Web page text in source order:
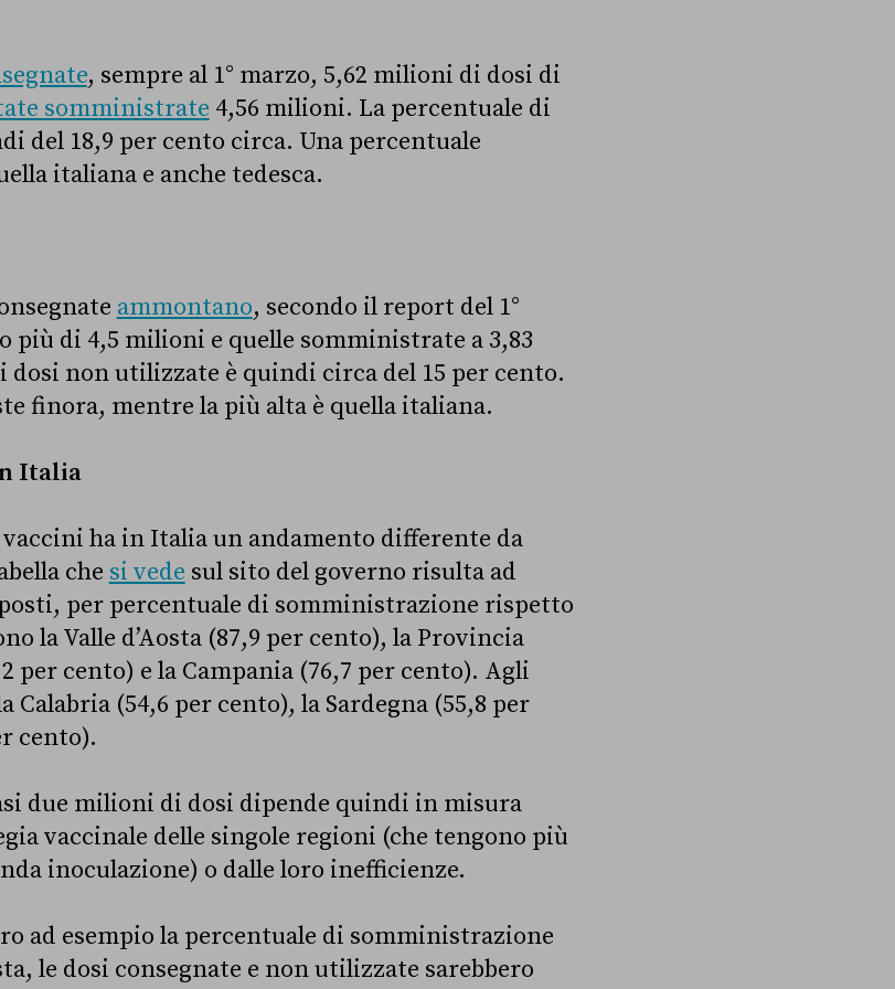
, sempre al 1° marzo, 5,62 milioni di dosi di
somministrate 4,56 milioni. La percentuale di
del 18,9 per cento circa. Una percentuale
italiana e anche tedesca.
ammontano, secondo il report del 1°
più di 4,5 milioni e quelle somministrate a 3,83
non utilizzate è quindi circa del 15 per cento.
finora, mentre la più alta è quella italiana.
Italia
ha in Italia un andamento differente da
che si vede sul sito del governo risulta ad
per percentuale di somministrazione rispetto
la Valle d’Aosta (87,9 per cento), la Provincia
per cento) e la Campania (76,7 per cento). Agli
(54,6 per cento), la Sardegna (55,8 per
cento).
due milioni di dosi dipende quindi in misura
vaccinale delle singole regioni (che tengono più
inoculazione) o dalle loro inefficienze.
ad esempio la percentuale di somministrazione
le dosi consegnate e non utilizzate sarebbero